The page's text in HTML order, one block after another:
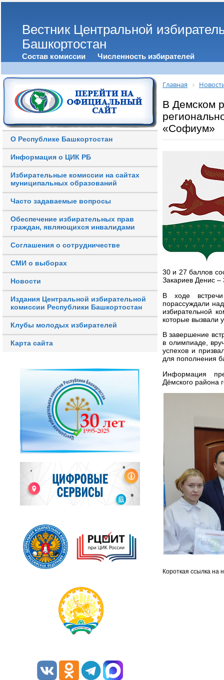
Вестник Центральной
Башкортостан
Состав комиссии Численность избирателей
О Республике Башкортостан
Информация о ЦИК РБ
Избирательные комиссии на сайтах
муниципальных образований
Часто задаваемые вопросы
Обеспечение избирательных прав
граждан, являющихся инвалидами
Соглашения о сотрудничестве
СМИ о выборах
Новости
Издания Центральной избирательной
комиссии Республики Башкортостан
Клубы молодых избирателей
Карта сайта
Главная
В Демском
«Софиум»
30 и 27 баллов
Закариев Денис –
В ходе
порассуждали
избирательной
которые вызвали
В завершение
в олимпиаде,
успехов и
для пополнения
Информация
Дёмского района
Короткая ссылка на